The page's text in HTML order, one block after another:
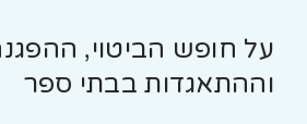
על חופש הביטוי,
וההתאגדות בבתי ספר